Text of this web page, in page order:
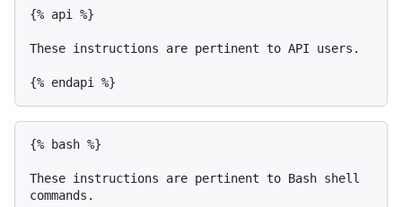
{% api %}
These instructions are pertinent to API users.
{% bash %}
These instructions are pertinent to Bash shell
commands.